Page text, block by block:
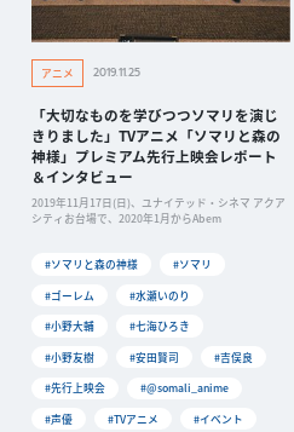
アニメ 2019.11.25
「大切なものを学びつつソマリを演じ
きりました」TVアニメ「ソマリと森の
神様」プレミアム先行上映会レポート
＆インタビュー
2019年11月17日(日)、ユナイテッド・シネマ アクア
シティお台場で、2020年1月からAbem
#ソマリと森の神様
#ソマリ
#ゴーレム
#水瀬いのり
#小野大輔
#七海ひろき
#小野友樹
#安田賢司
#吉俣良
#先行上映会
#@somali_anime
#声優
#TVアニメ #イベント